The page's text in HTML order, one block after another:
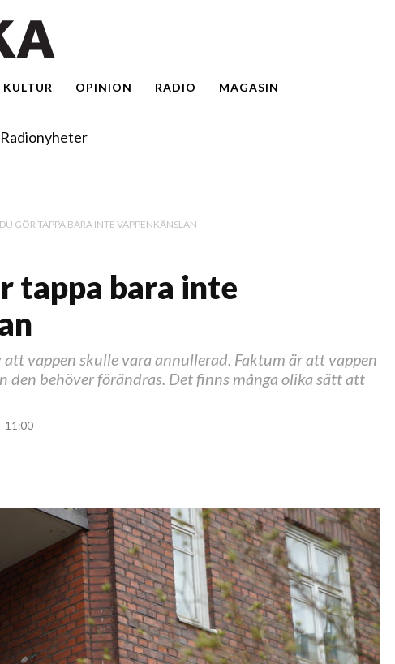
KULTUR OPINION RADIO MAGASIN
Radionyheter
GÖR TAPPA BARA INTE VAPPENKÄNSLAN
tappa bara inte
att vappen skulle vara annullerad. Faktum är att vappen
den behöver förändras. Det finns många olika sätt att
11:00